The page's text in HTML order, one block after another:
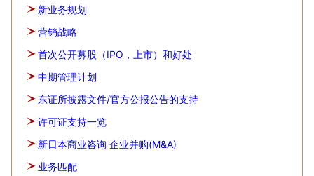
新业务规划
营销战略
首次公开募股（IPO，上市）和好处
中期管理计划
东证所披露文件/官方公报公告的支持
许可证支持一览
新日本商业咨询 企业并购(M&A)
业务匹配